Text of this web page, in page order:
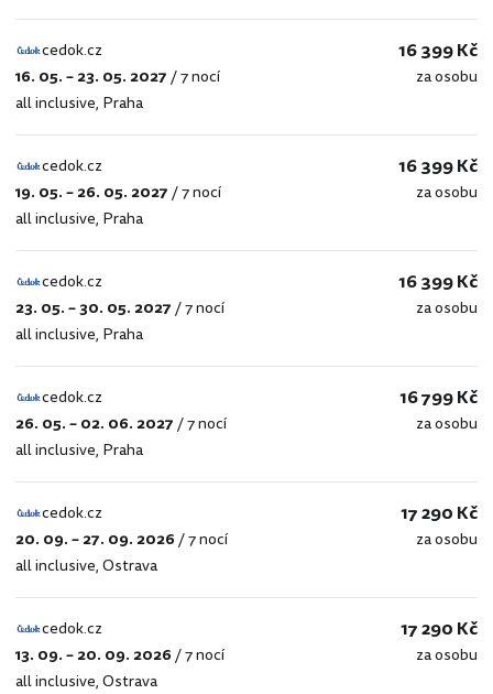
cedok.cz
cedok.cz
16. 05. – 23. 05. 2027/7 nocí
all inclusive, Praha
16 399 Kč
za osobu
cedok.cz
cedok.cz
19. 05. – 26. 05. 2027/7 nocí
all inclusive, Praha
16 399 Kč
za osobu
cedok.cz
cedok.cz
23. 05. – 30. 05. 2027/7 nocí
all inclusive, Praha
16 399 Kč
za osobu
cedok.cz
cedok.cz
26. 05. – 02. 06. 2027/7 nocí
all inclusive, Praha
16 799 Kč
za osobu
cedok.cz
cedok.cz
20. 09. – 27. 09. 2026/7 nocí
all inclusive,Ostrava
17 290 Kč
za osobu
cedok.cz
cedok.cz
13. 09. – 20. 09. 2026/7 nocí
all inclusive,Ostrava
17 290 Kč
za osobu